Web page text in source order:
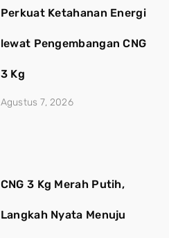
Perkuat Ketahanan Energi
lewat Pengembangan CNG
3 Kg
Agustus 7, 2026
CNG 3 Kg Merah Putih,
Langkah Nyata Menuju